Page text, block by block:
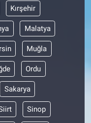
Kırşehir
Malatya
Muğla
Ordu
Sakarya
Sinop